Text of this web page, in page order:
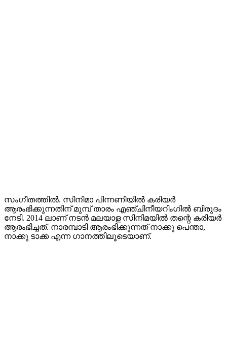
സംഗീതത്തിൽ. സിനിമാ പിന്നണിയിൽ കരിയർ
ആരംഭിക്കുന്നതിന് മുമ്പ് താരം എഞ്ചിനീയറിംഗിൽ ബിരുദം
നേടി. 2014 ലാണ് നടൻ മലയാള സിനിമയിൽ തന്റെ കരിയർ
ആരംഭിച്ചത്. നാരമ്പാടി ആരംഭിക്കുന്നത് നാക്കു പെന്താ,
നാക്കു ടാക്ക എന്ന ഗാനത്തിലൂടെയാണ്.